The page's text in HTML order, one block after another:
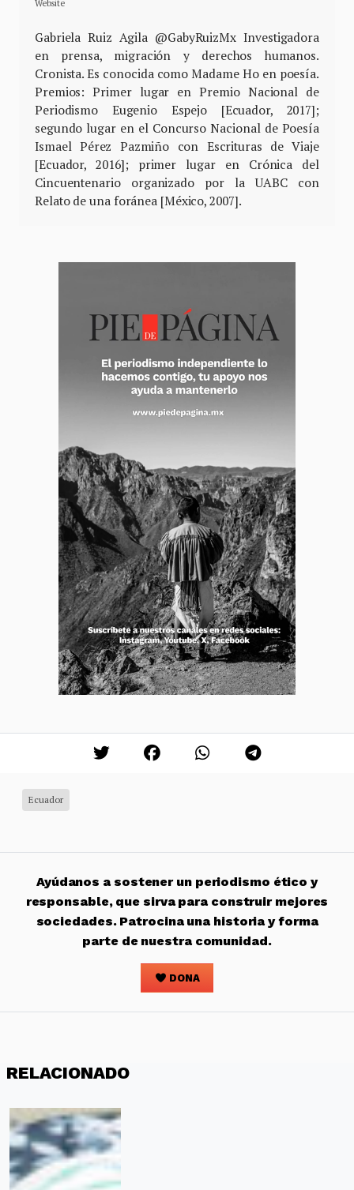
Website
Gabriela Ruiz Agila @GabyRuizMx Investigadora
en prensa, migración y derechos humanos.
Cronista. Es conocida como Madame Ho en poesía.
Premios: Primer lugar en Premio Nacional de
Periodismo Eugenio Espejo [Ecuador, 2017];
segundo lugar en el Concurso Nacional de Poesía
Ismael Pérez Pazmiño con Escrituras de Viaje
[Ecuador, 2016]; primer lugar en Crónica del
Cincuentenario organizado por la UABC con
Relato de una foránea [México, 2007].
Ecuador
Ayúdanos a sostener un periodismo ético y
responsable, que sirva para construir mejores
sociedades. Patrocina una historia y forma
parte de nuestra comunidad.
DONA
RELACIONADO